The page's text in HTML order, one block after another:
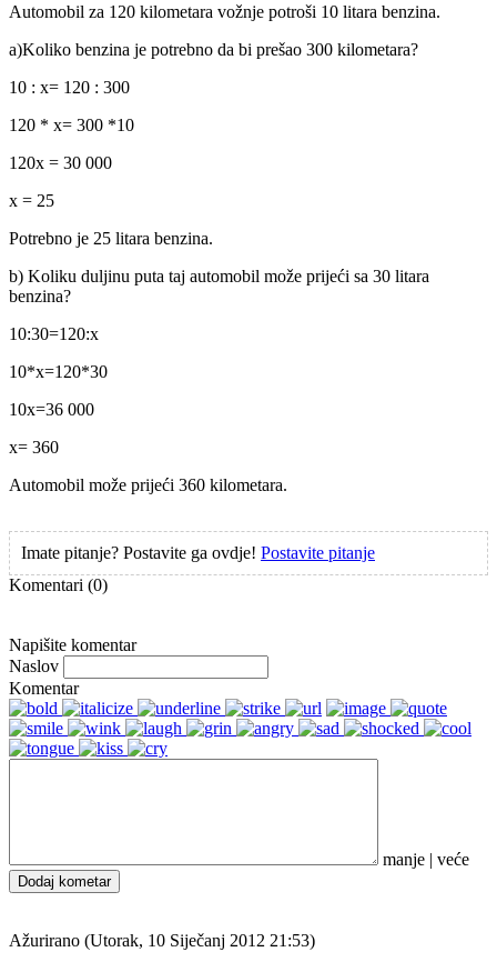
Automobil za 120 kilometara vožnje potroši 10 litara benzina.
a)Koliko benzina je potrebno da bi prešao 300 kilometara?
10 : x= 120 : 300
120 * x= 300 *10
120x = 30 000
x = 25
Potrebno je 25 litara benzina.
b) Koliku duljinu puta taj automobil može prijeći sa 30 litara
benzina?
10:30=120:x
10*x=120*30
10x=36 000
x= 360
Automobil može prijeći 360 kilometara.
Imate pitanje? Postavite ga ovdje! Postavite pitanje
Komentari (0)
Napišite komentar
Naslov
Komentar
manje | veće
Dodaj kometar
Ažurirano (Utorak, 10 Siječanj 2012 21:53)